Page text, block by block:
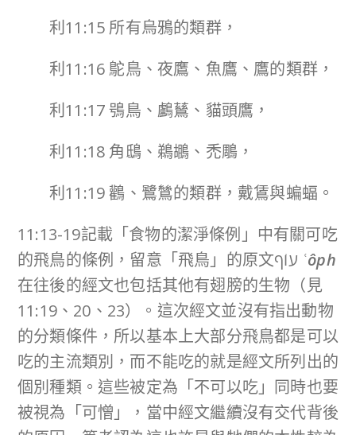
利11:15 所有烏鴉的類群，
利11:16 鴕鳥、夜鷹、魚鷹、鷹的類群，
利11:17 鴞鳥、鸕鶿、貓頭鷹，
利11:18 角鴟、鵜鶘、禿鵰，
利11:19 鸛、鷺鷥的類群，戴鵀與蝙蝠。
11:13-19記載「食物的潔淨條例」中有關可吃
ʿôph
在往後的經文也包括其他有翅膀的生物（見
11:19、20、23）。這次經文並沒有指出動物
的分類條件，所以基本上大部分飛鳥都是可以
吃的主流類別，而不能吃的就是經文所列出的
個別種類。這些被定為「不可以吃」同時也要
被視為「可憎」，當中經文繼續沒有交代背後